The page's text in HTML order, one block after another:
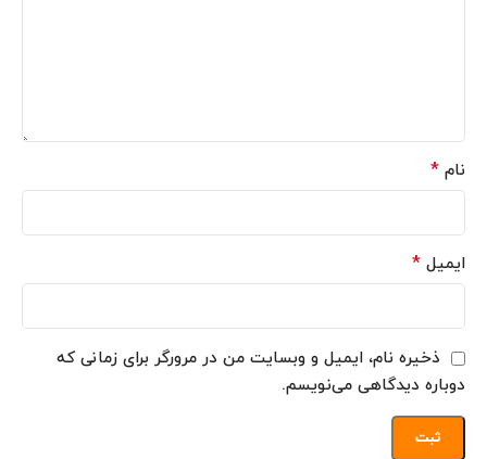
نام *
ایمیل *
ذخیره نام، ایمیل و وبسایت من در مرورگر برای زمانی که
دوباره دیدگاهی می‌نویسم.